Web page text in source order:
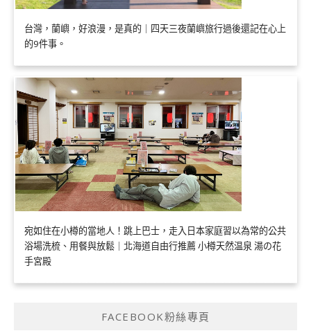
台灣，蘭嶼，好浪漫，是真的｜四天三夜蘭嶼旅行過後還記在心上
的9件事。
宛如住在小樽的當地人！跳上巴士，走入日本家庭習以為常的公共
浴場洗梳、用餐與放鬆｜北海道自由行推薦 小樽天然温泉 湯の花
手宮殿
FACEBOOK粉絲專頁